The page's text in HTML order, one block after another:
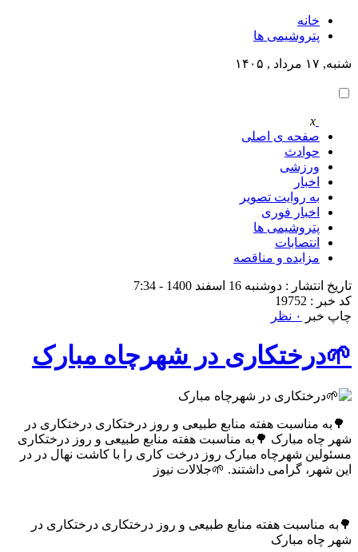
خانه
پتروشيمى ها
شنبه, ۱۷ مرداد , ۱۴۰۵
x
صفحه ی اصلی
حوادث
ورزشی
اخبار
به روایت تصویر
اخبار فوری
پتروشيمى ها
انتصابات
مزایده و مناقصه
تاریخ انتشار : دوشنبه 16 اسفند 1400 - 7:34
کد خبر : 19752
چاپ خبر
۰ نظر
🌱درختکاری در شهرچاه مبارک
🌳به مناسبت هفته منابع طبیعی و روز درختکاری درختکاری در
شهر چاه مبارک 🌳به مناسبت هفته منابع طبیعی و روز درختکاری
مسئولین شهرچاه مبارک روز درخت کاری را با کاشت نهال در در
این شهر، گرامی داشتند. 🌱جلالات نیوز
🌳به مناسبت هفته منابع طبیعی و روز درختکاری درختکاری در
شهر چاه مبارک